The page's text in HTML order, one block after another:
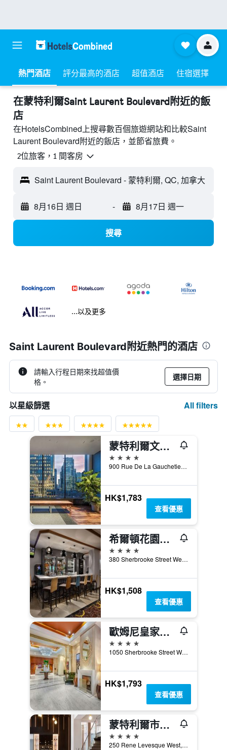
熱門酒店 評分最高的酒店 超值酒店 住宿選擇
​在蒙特利爾Saint Laurent Boulevard附近​的飯
店
在HotelsCombined上搜尋數百個旅遊網站和比較Saint
Laurent Boulevard附近的飯店，並節省旅費。
2位旅客，1 間客房
Saint Laurent Boulevard - 蒙特利爾, QC, 加拿大
8月16日 週日 - 8月17日 週一
搜尋
...以及更多
Saint Laurent Boulevard附近熱門的酒店
請輸入行程日期來找超值價
格。
選擇日期
以星級篩選 All filters
蒙特利爾文德酒店
4星級
900 Rue De La Gauchetiere West, 蒙特婁, QC, 加拿大
HK$1,783
查看優惠
希爾頓花園蒙特利爾中心-威爾酒店
4星級
380 Sherbrooke Street West, 蒙特婁, QC, 加拿大
HK$1,508
查看優惠
歐姆尼皇家山酒店
4星級
1050 Sherbrooke Street West, 蒙特婁, QC, 加拿大
HK$1,793
查看優惠
蒙特利爾市中心萬豪交流酒店
4星級
250 Rene Levesque West, 蒙特婁, QC, 加拿大